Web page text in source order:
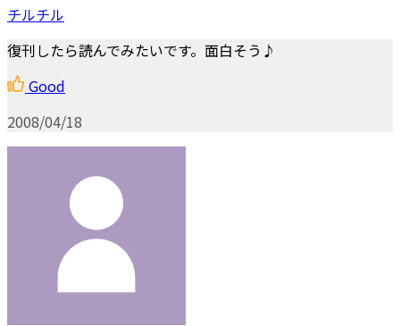
チルチル
復刊したら読んでみたいです。面白そう♪
Good
2008/04/18